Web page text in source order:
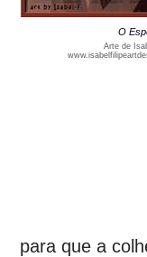
O
Arte de
para que a